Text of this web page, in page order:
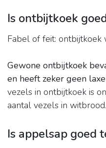
Is ontbijtkoek
Fabel of feit:
Gewone ontbijtkoek
en heeft zeker geen
vezels in ontbijtkoek is
aantal vezels in witbrood.
Is appelsap goed